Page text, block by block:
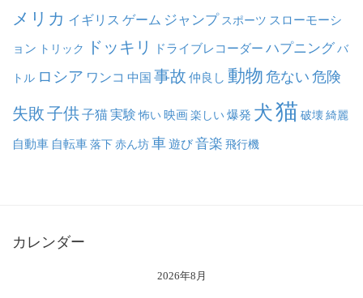
メリカ イギリス ゲーム ジャンプ スポーツ スローモーシ
ョン トリック ドッキリ ドライブレコーダー ハプニング バ
トル ロシア ワンコ 中国 事故 仲良し 動物 危ない 危険
失敗子供子猫実験 怖い映画楽しい爆発 犬猫 破壊綺麗
自動車 自転車落下赤ん坊車遊び音楽 飛行機
カレンダー
2026年8月